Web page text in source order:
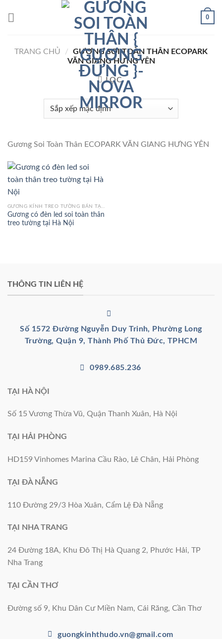
0
TRANG CHỦ /
GƯƠNG SOI TOÀN THÂN ECOPARK
VĂN GIANG HƯNG YÊN
LỌC
Gương Soi Toàn Thân ECOPARK VĂN GIANG HƯNG YÊN
GƯƠNG KÍNH TREO TƯỜNG BÁN TẠI HÀ NỘI
Gương có đèn led soi toàn thân
treo tường tại Hà Nội
THÔNG TIN LIÊN HỆ
Số 1572 Đường Nguyễn Duy Trinh, Phường Long
Trường, Quận 9, Thành Phố Thủ Đức, TPHCM
0989.685.236
TẠI HÀ NỘI
Số 15 Vương Thừa Vũ, Quận Thanh Xuân, Hà Nội
TẠI HẢI PHÒNG
HD159 Vinhomes Marina Cầu Rào, Lê Chân, Hải Phòng
TẠI ĐÀ NẴNG
110 Đường 29/3 Hòa Xuân, Cẩm Lệ Đà Nẵng
TẠI NHA TRANG
24 Đường 18A, Khu Đô Thị Hà Quang 2, Phước Hải, TP
Nha Trang
TẠI CẦN THƠ
Đường số 9, Khu Dân Cư Miền Nam, Cái Răng, Cần Thơ
guongkinhthudo.vn@gmail.com